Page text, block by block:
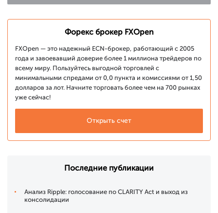
Форекс брокер FXOpen
FXOpen — это надежный ECN-брокер, работающий с 2005
года и завоевавший доверие более 1 миллиона трейдеров по
всему миру. Пользуйтесь выгодной торговлей с
минимальными спредами от 0,0 пункта и комиссиями от 1,50
долларов за лот. Начните торговать более чем на 700 рынках
уже сейчас!
Открыть счет
Последние публикации
Анализ Ripple: голосование по CLARITY Act и выход из
консолидации